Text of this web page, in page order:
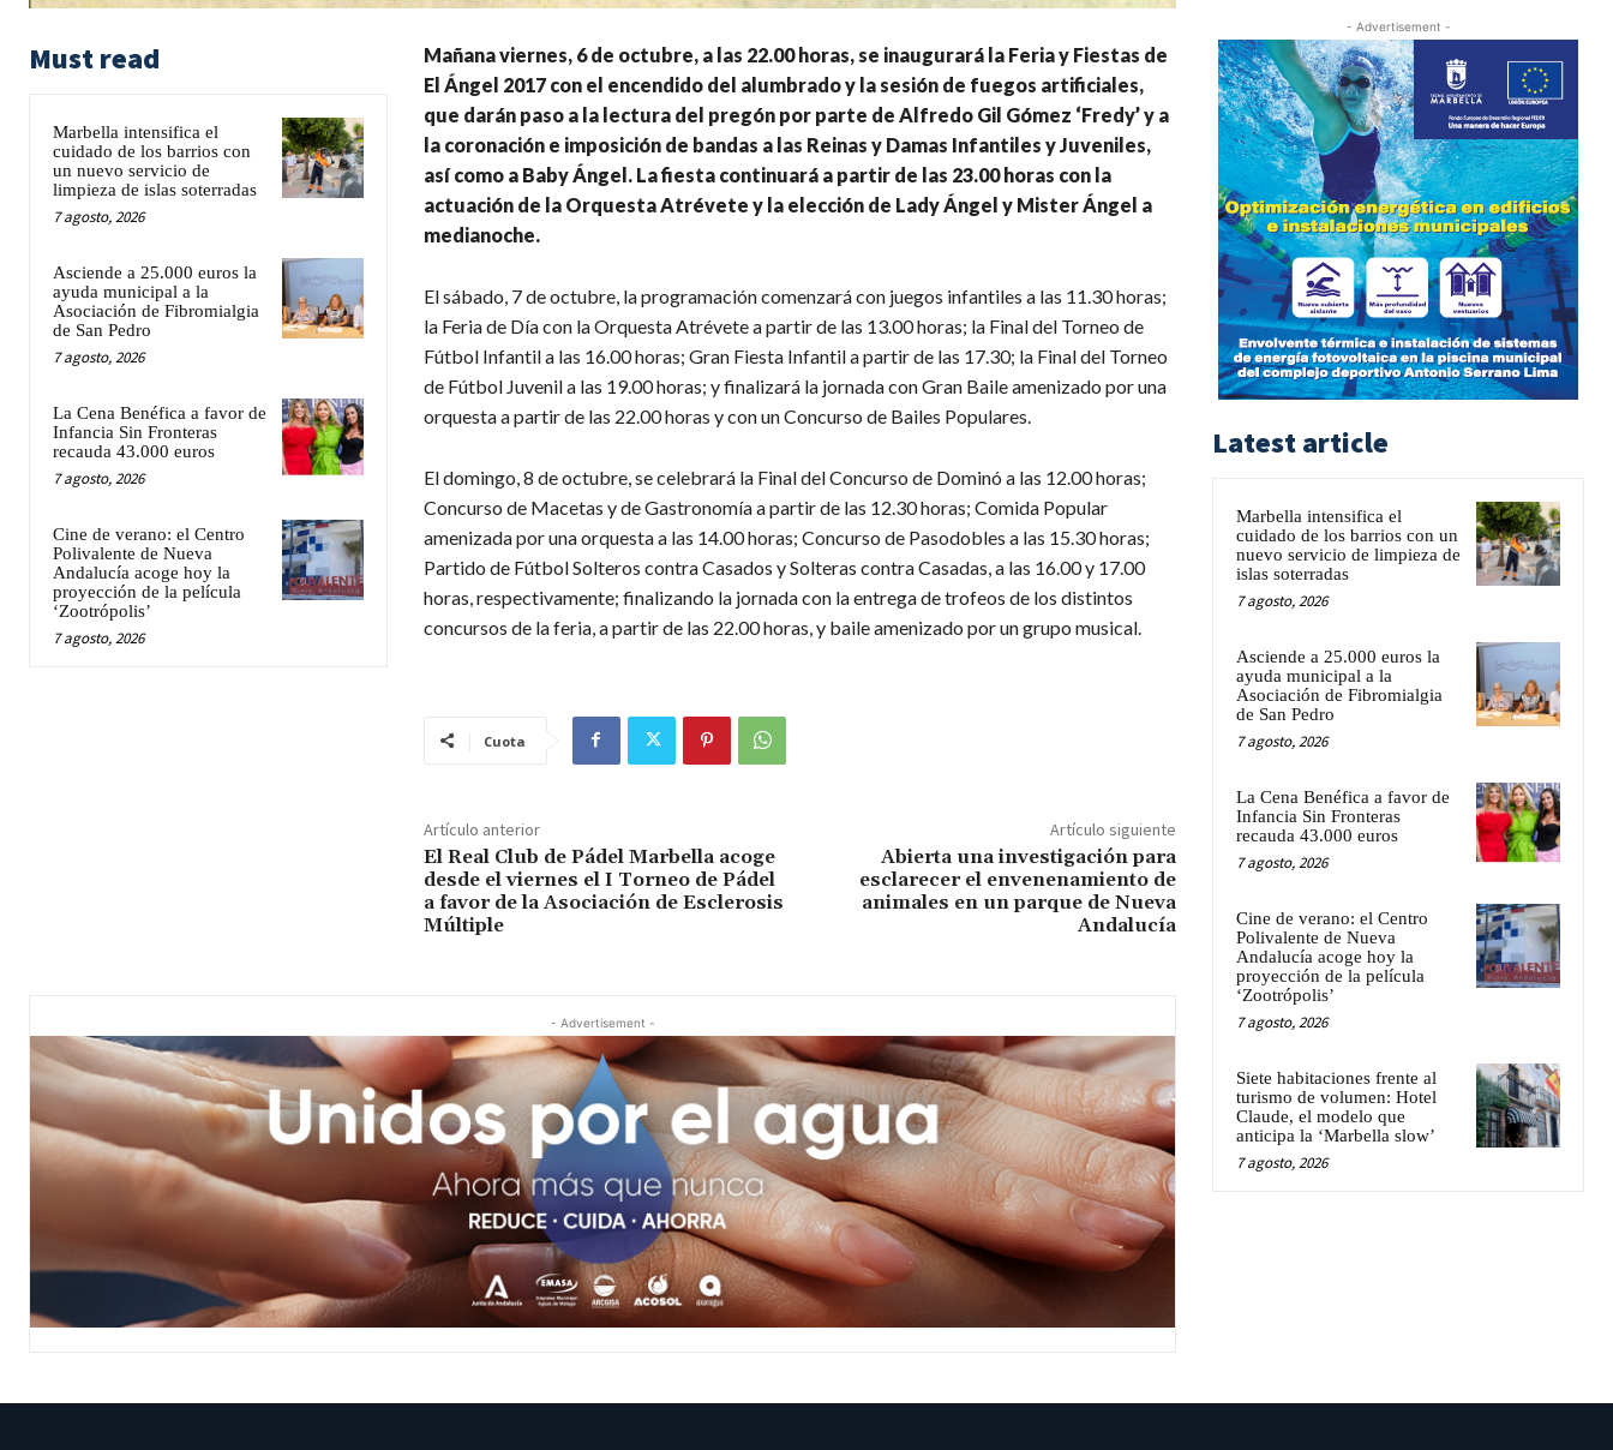
Must read
Marbella intensifica el
cuidado de los barrios con
un nuevo servicio de
limpieza de islas soterradas
7 agosto, 2026
Asciende a 25.000 euros la
ayuda municipal a la
Asociación de Fibromialgia
de San Pedro
7 agosto, 2026
La Cena Benéfica a favor de
Infancia Sin Fronteras
recauda 43.000 euros
7 agosto, 2026
Cine de verano: el Centro
Polivalente de Nueva
Andalucía acoge hoy la
proyección de la película
‘Zootrópolis’
7 agosto, 2026
Mañana viernes, 6 de octubre, a las 22.00 horas, se inaugurará la Feria y Fiestas de
El Ángel 2017 con el encendido del alumbrado y la sesión de fuegos artificiales,
que darán paso a la lectura del pregón por parte de Alfredo Gil Gómez ‘Fredy’ y a
la coronación e imposición de bandas a las Reinas y Damas Infantiles y Juveniles,
así como a Baby Ángel. La fiesta continuará a partir de las 23.00 horas con la
actuación de la Orquesta Atrévete y la elección de Lady Ángel y Mister Ángel a
medianoche.
El sábado, 7 de octubre, la programación comenzará con juegos infantiles a las 11.30 horas;
la Feria de Día con la Orquesta Atrévete a partir de las 13.00 horas; la Final del Torneo de
Fútbol Infantil a las 16.00 horas; Gran Fiesta Infantil a partir de las 17.30; la Final del Torneo
de Fútbol Juvenil a las 19.00 horas; y finalizará la jornada con Gran Baile amenizado por una
orquesta a partir de las 22.00 horas y con un Concurso de Bailes Populares.
El domingo, 8 de octubre, se celebrará la Final del Concurso de Dominó a las 12.00 horas;
Concurso de Macetas y de Gastronomía a partir de las 12.30 horas; Comida Popular
amenizada por una orquesta a las 14.00 horas; Concurso de Pasodobles a las 15.30 horas;
Partido de Fútbol Solteros contra Casados y Solteras contra Casadas, a las 16.00 y 17.00
horas, respectivamente; finalizando la jornada con la entrega de trofeos de los distintos
concursos de la feria, a partir de las 22.00 horas, y baile amenizado por un grupo musical.
Cuota
Artículo anterior
El Real Club de Pádel Marbella acoge
desde el viernes el I Torneo de Pádel
a favor de la Asociación de Esclerosis
Múltiple
Artículo siguiente
Abierta una investigación para
esclarecer el envenenamiento de
animales en un parque de Nueva
Andalucía
- Advertisement -
- Advertisement -
Latest article
Marbella intensifica el
cuidado de los barrios con un
nuevo servicio de limpieza de
islas soterradas
7 agosto, 2026
Asciende a 25.000 euros la
ayuda municipal a la
Asociación de Fibromialgia
de San Pedro
7 agosto, 2026
La Cena Benéfica a favor de
Infancia Sin Fronteras
recauda 43.000 euros
7 agosto, 2026
Cine de verano: el Centro
Polivalente de Nueva
Andalucía acoge hoy la
proyección de la película
‘Zootrópolis’
7 agosto, 2026
Siete habitaciones frente al
turismo de volumen: Hotel
Claude, el modelo que
anticipa la ‘Marbella slow’
7 agosto, 2026